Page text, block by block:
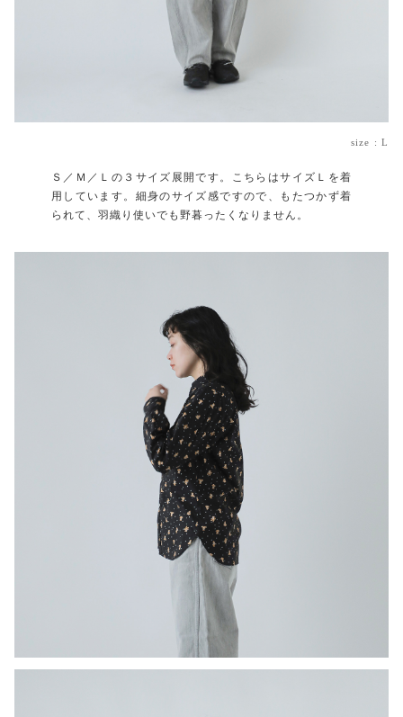
size : L
Ｓ／Ｍ／Ｌの３サイズ展開です。こちらはサイズＬを着
用しています。細身のサイズ感ですので、もたつかず着
られて、羽織り使いでも野暮ったくなりません。